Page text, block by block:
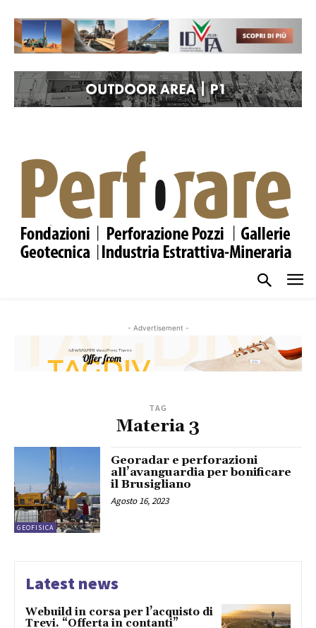
- Advertisement -
TAG
Materia 3
GEOFISICA
Georadar e perforazioni
all’avanguardia per bonificare
il Brusigliano
Agosto 16, 2023
Latest news
Webuild in corsa per l’acquisto di
Trevi. “Offerta in contanti”